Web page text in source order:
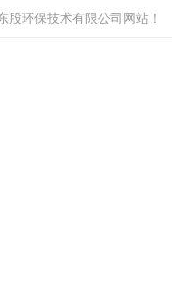
股环保技术有限公司网站！